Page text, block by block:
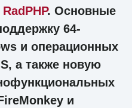
RadPHP. Основные
64-
и операционных
а также новую
и